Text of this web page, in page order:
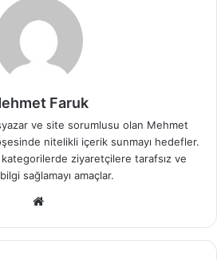
Faruk
ve site sorumlusu olan Mehmet
nitelikli içerik sunmayı hedefler.
ziyaretçilere tarafsız ve
sağlamayı amaçlar.